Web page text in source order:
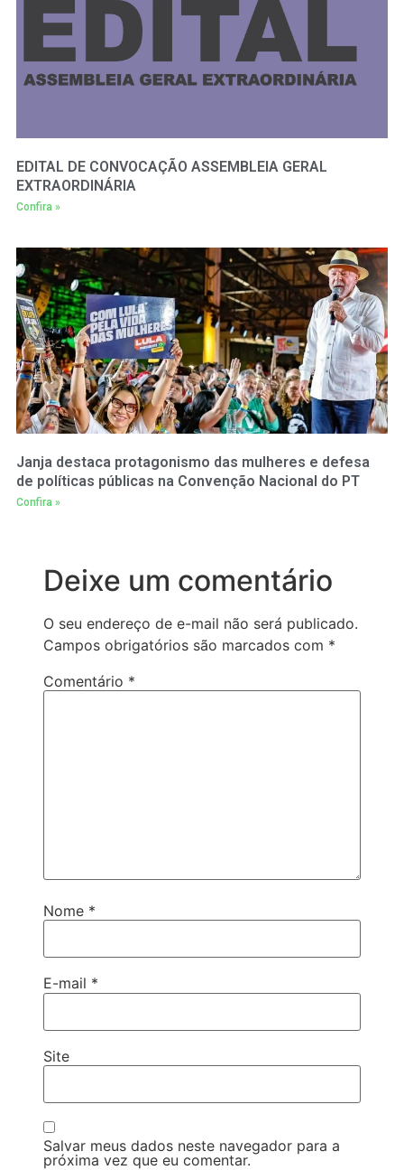
EDITAL DE CONVOCAÇÃO ASSEMBLEIA GERAL
EXTRAORDINÁRIA
Confira »
Janja destaca protagonismo das mulheres e defesa
de políticas públicas na Convenção Nacional do PT
Confira »
Deixe um comentário
O seu endereço de e-mail não será publicado.
Campos obrigatórios são marcados com *
Comentário *
Nome *
E-mail *
Site
Salvar meus dados neste navegador para a
próxima vez que eu comentar.